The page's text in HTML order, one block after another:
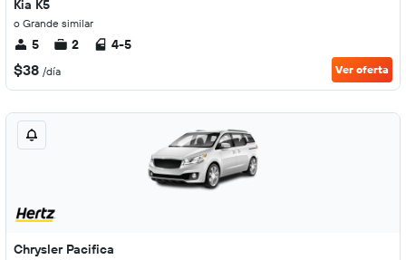
Kia K5
o Grande similar
5 2 4-5
$38 /día Ver oferta
Chrysler Pacifica